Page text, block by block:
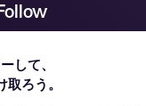
して、
ろう。